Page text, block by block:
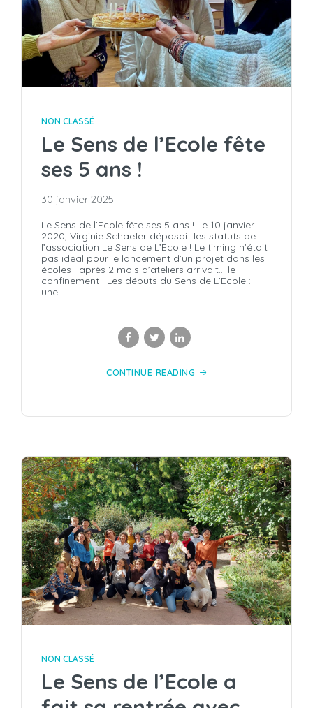
NON CLASSÉ
Le Sens de l’Ecole fête
ses 5 ans !
30 janvier 2025
Le Sens de l’Ecole fête ses 5 ans ! Le 10 janvier
2020, Virginie Schaefer déposait les statuts de
l’association Le Sens de L’Ecole ! Le timing n’était
pas idéal pour le lancement d’un projet dans les
écoles : après 2 mois d’ateliers arrivait… le
confinement ! Les débuts du Sens de L’Ecole :
une...
CONTINUE READING
NON CLASSÉ
Le Sens de l’Ecole a